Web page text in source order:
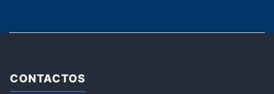
CONTACTOS